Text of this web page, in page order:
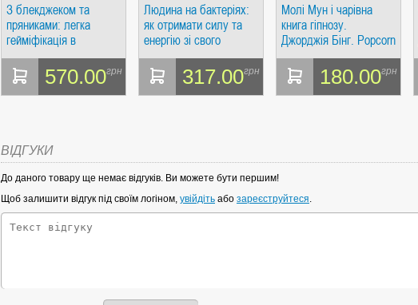
З блекджеком та
пряниками: легка
гейміфікація в
управлінні бізнесом.
Любко О.О. Фенікс
570.00грн
Людина на бактеріях:
як отримати силу та
енергію зі свого
кишечника.
Коссобудзка М.
Попурри317.00грн
Молі Мун і чарівна
книга гіпнозу.
Джорджія Бінг. Popcorn
Books
180.00грн
ВІДГУКИ
До даного товару ще немає відгуків. Ви можете бути першим!
Щоб залишити відгук під своїм логіном, увійдіть або зареєструйтеся.